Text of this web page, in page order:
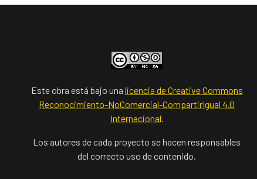
Este obra está bajo una licencia de Creative Commons
Reconocimiento-NoComercial-CompartirIgual 4.0
Internacional.
Los autores de cada proyecto se hacen responsables
del correcto uso de contenido.